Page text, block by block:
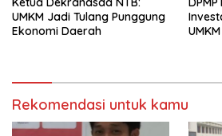
UMKM Jadi Tulang Punggung
Ekonomi Daerah
Rekomendasi untuk kamu